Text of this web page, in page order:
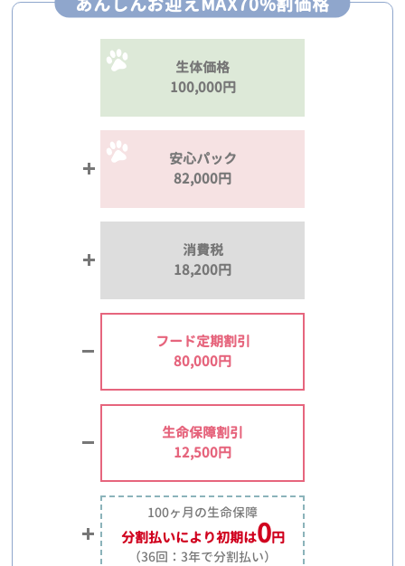
生体価格
100,000円
安心パック
82,000円
消費税
18,200円
フード定期割引
80,000円
生命保障割引
12,500円
100ヶ月の生命保障
分割払いにより初期は0円
（36回：3年で分割払い）